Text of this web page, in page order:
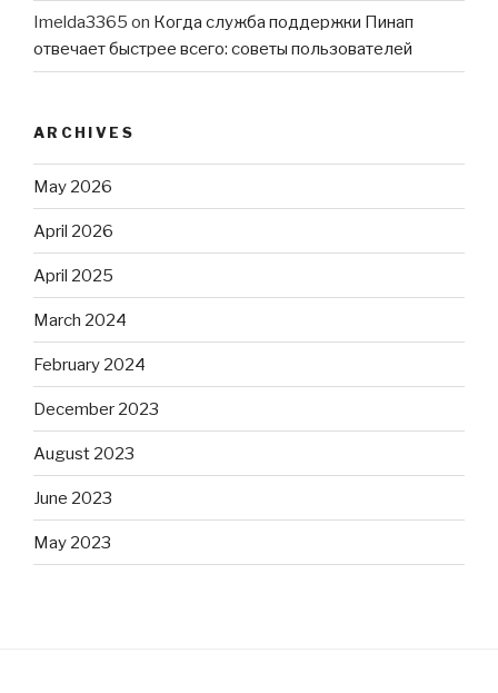
Imelda3365 on Когда служба поддержки Пинап
отвечает быстрее всего: советы пользователей
ARCHIVES
May 2026
April 2026
April 2025
March 2024
February 2024
December 2023
August 2023
June 2023
May 2023